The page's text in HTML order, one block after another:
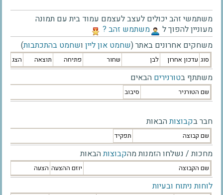
משתמשי זהב יכולים לעצב לעצמם עמוד בית עם תמונה
מעוניין להפוך ל
‫משתמש זהב ?‬
משחקים אחרונים באתר (שחמט און ליין ושחמט בהתכתבות)
סוג עדכון אחרון לבן שחור פתיחה תוצאה הצג
משתתף בטורנירים הבאים
שם הטורניר סיבוב
חבר בקבוצותהבאות
שם קבוצה תפקיד
מחכות / נשלחו הזמנות מהקבוצותהבאות
שם הקבוצה יוזם ההצעה הצעה
לוחות ניתוח ובעיות